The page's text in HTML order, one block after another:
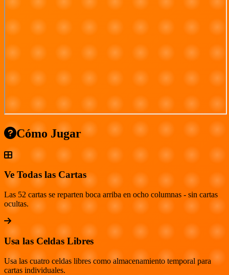
Cómo Jugar
Ve Todas las Cartas
Las 52 cartas se reparten boca arriba en ocho columnas - sin cartas
ocultas.
Usa las Celdas Libres
Usa las cuatro celdas libres como almacenamiento temporal para
cartas individuales.